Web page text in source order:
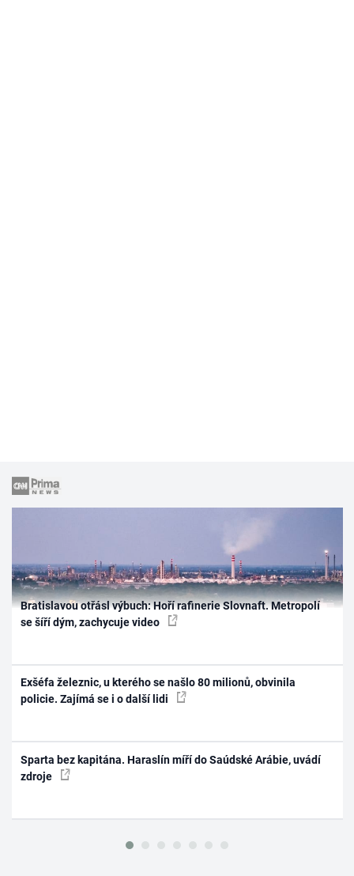
Bratislavou otřásl výbuch: Hoří rafinerie Slovnaft. Metropolí
se šíří dým, zachycuje video
Exšéfa železnic, u kterého se našlo 80 milionů, obvinila
policie. Zajímá se i o další lidi
Sparta bez kapitána. Haraslín míří do Saúdské Arábie, uvádí
zdroje